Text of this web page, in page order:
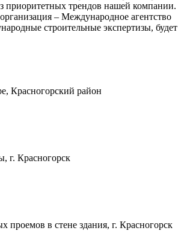
приоритетных трендов нашей компании.
– Международное агентство
строительные экспертизы, будет
Красногорский район
г. Красногорск
проемов в стене здания, г. Красногорск